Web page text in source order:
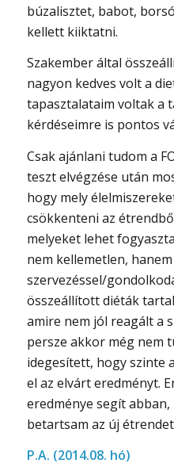
búzalisztet, babot,
kellett kiiktatni.
Szakember által
nagyon kedves volt a
tapasztalataim voltak a
kérdéseimre is pontos
Csak ajánlani tudom a
teszt elvégzése után
hogy mely
csökkenteni az
melyeket lehet
nem kellemetlen,
szervezéssel/
összeállított diéták
amire nem jól reagált a
persze akkor még nem
idegesített, hogy szinte
el az elvárt eredményt.
eredménye segít
betartsam az új
P.A. (2014.08. hó)